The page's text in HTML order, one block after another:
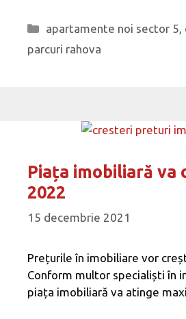
Categorii
apartamente noi sector 5,
parcuri rahova
Piața imobiliară va
2022
15 decembrie 2021
Prețurile în imobiliare vor
Conform multor specialiști în
piața imobiliară va atinge